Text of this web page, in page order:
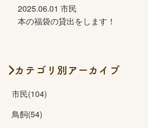
2025.06.01 市民
本の福袋の貸出をします！
カテゴリ別アーカイブ
市民(104)
鳥飼(54)